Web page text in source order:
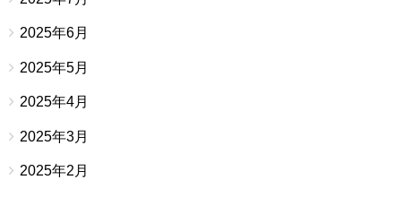
2025年6月
2025年5月
2025年4月
2025年3月
2025年2月